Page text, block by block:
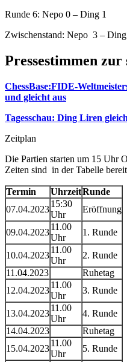
Runde 6: Nepo 0 – Ding 1
Zwischenstand: Nepo 3 –
Pressestimmen zur
ChessBase:FIDE-
und gleicht aus
Tagesschau: Ding Liren
Zeitplan
Die Partien starten um 15 Uhr
Zeiten sind in der Tabelle
Termin UhrzeitRunde
07.04.2023
15:30
Uhr
Eröffnung
09.04.2023
11.00
Uhr
1. Runde
10.04.2023
11.00
Uhr
2. Runde
11.04.2023
Ruhetag
12.04.2023
11.00
Uhr
3. Runde
13.04.2023
11.00
Uhr
4. Runde
14.04.2023
Ruhetag
15.04.2023
11.00
Uhr
5. Runde